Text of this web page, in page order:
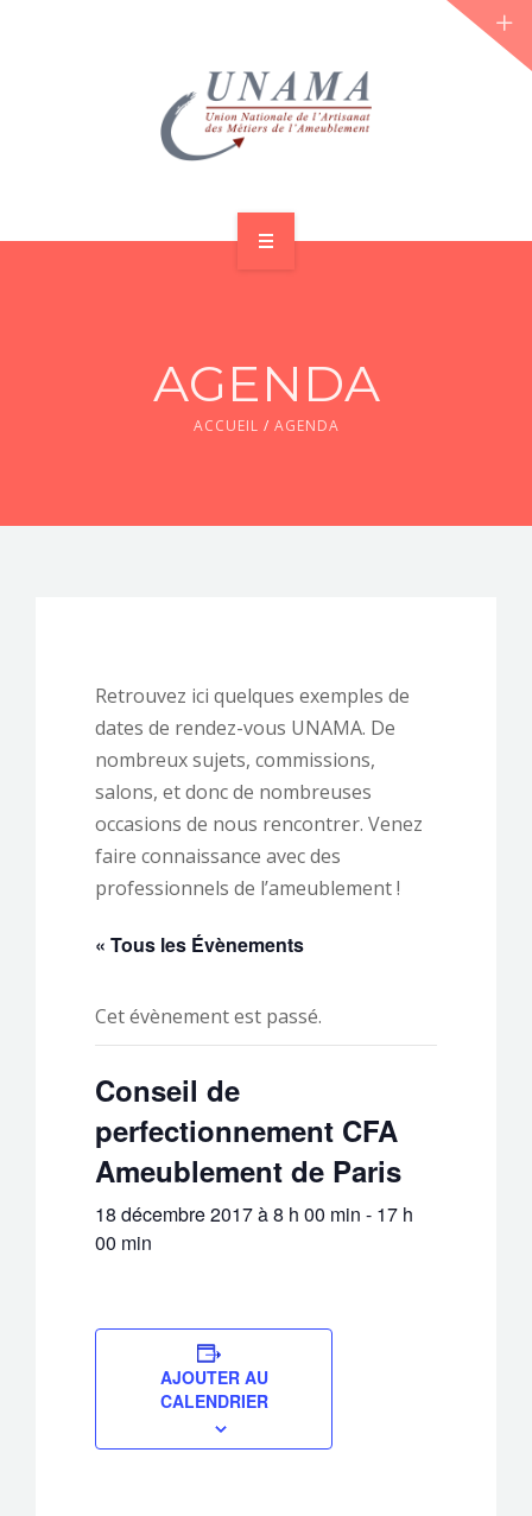
LES JOURNÉES 2026 ⌵AGENDA
ACCUEIL / AGENDA
Retrouvez ici quelques exemples de
dates de rendez-vous UNAMA. De
nombreux sujets, commissions,
salons, et donc de nombreuses
occasions de nous rencontrer. Venez
faire connaissance avec des
professionnels de l’ameublement !
« Tous les Évènements
Cet évènement est passé.
Conseil de
perfectionnement CFA
Ameublement de Paris
18 décembre 2017 à 8 h 00 min - 17 h
00 min
AJOUTER AU
CALENDRIER